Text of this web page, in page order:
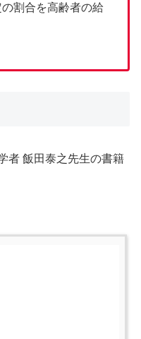
割合を高齢者の給
者 飯田泰之先生の書籍